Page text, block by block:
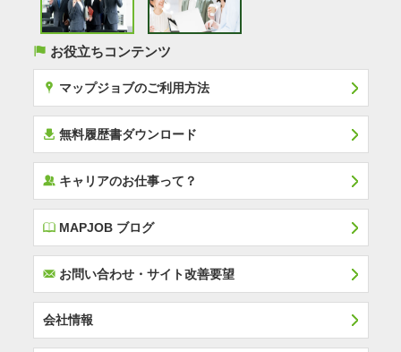
( お役立ちコンテンツ
x マップジョブのご利用方法
í 無料履歴書ダウンロード
‰キャリアのお仕事って？
EMAPJOB ブログ
Fお問い合わせ・サイト改善要望
会社情報